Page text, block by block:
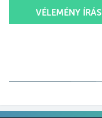
VÉLEMÉNY ÍRÁS
Értékelésed címe